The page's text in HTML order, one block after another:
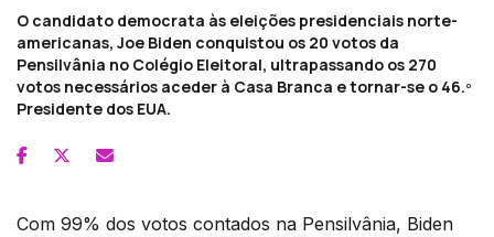
O candidato democrata às eleições presidenciais norte-
americanas, Joe Biden conquistou os 20 votos da
Pensilvânia no Colégio Eleitoral, ultrapassando os 270
votos necessários aceder à Casa Branca e tornar-se o 46.º
Presidente dos EUA.
Com 99% dos votos contados na Pensilvânia, Biden